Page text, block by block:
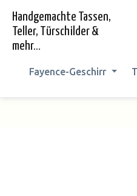
Zur
Handgemachte Tassen,
Teller, Türschilder &
mehr...
Fayence-Geschirr